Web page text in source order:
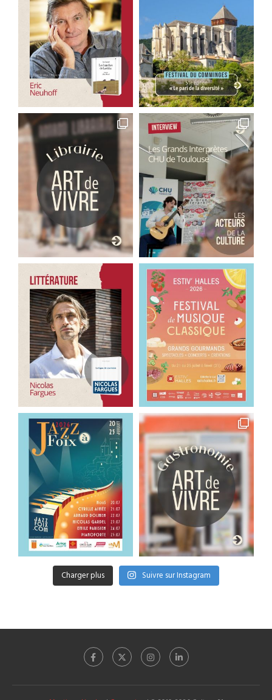
Charger plus Suivre sur Instagram